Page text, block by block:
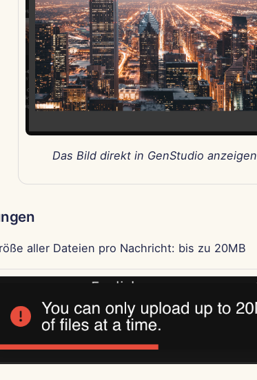
Das Bild direkt in GenStudio anzeigen
aller Dateien pro Nachricht: bis zu 20MB